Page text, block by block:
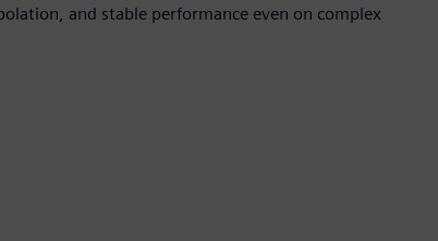
and stable performance even on complex